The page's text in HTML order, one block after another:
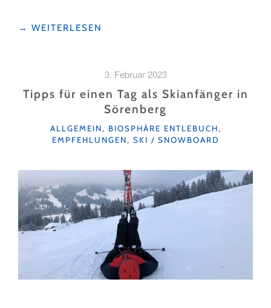
"ENTDECKE
IN
SÖRENBERG "
→ WEITERLESEN
3. Februar 2023
Tipps für einen Tag als Skianfänger in
Sörenberg
KATEGORIEN
ALLGEMEIN, BIOSPHÄRE ENTLEBUCH,
EMPFEHLUNGEN, SKI / SNOWBOARD